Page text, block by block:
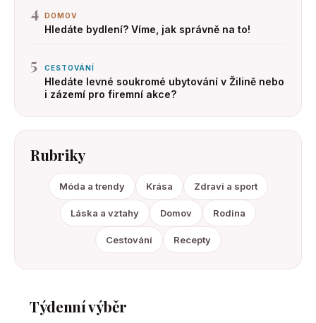
4 DOMOV
Hledáte bydlení? Víme, jak správně na to!
5 CESTOVÁNÍ
Hledáte levné soukromé ubytování v Žilině nebo
i zázemí pro firemní akce?
Rubriky
Móda a trendy Krása Zdravi a sport
Láska a vztahy Domov Rodina
Cestování Recepty
Týdenní výběr